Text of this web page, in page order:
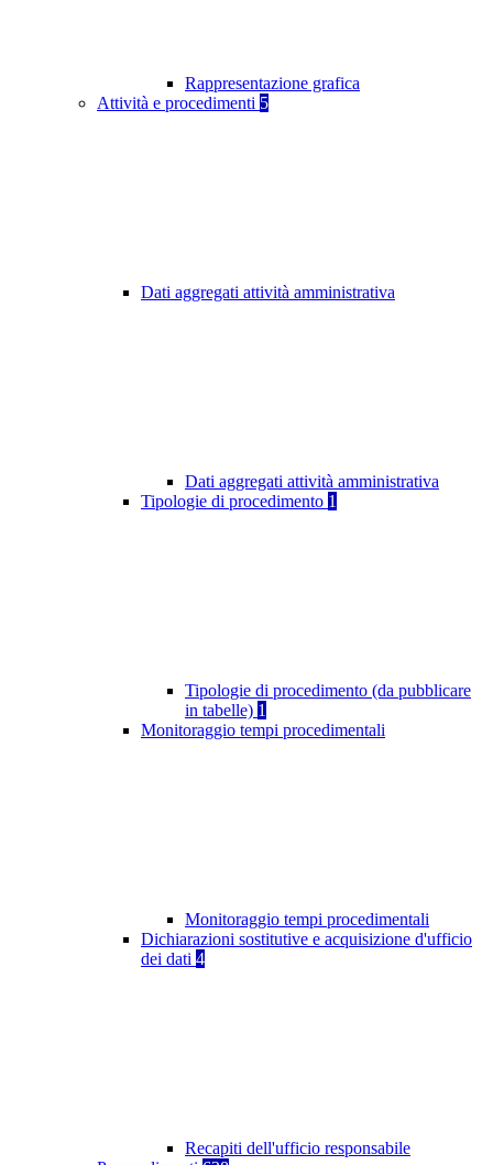
Rappresentazione grafica
Attività e procedimenti 5
Dati aggregati attività amministrativa
Dati aggregati attività amministrativa
Tipologie di procedimento 1
Tipologie di procedimento (da pubblicare
in tabelle) 1
Monitoraggio tempi procedimentali
Monitoraggio tempi procedimentali
Dichiarazioni sostitutive e acquisizione d'ufficio
dei dati 4
Recapiti dell'ufficio responsabile